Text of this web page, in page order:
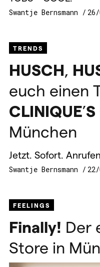
Swantje Bernsmann
TRENDS
HUSCH,
euch einen
CLINIQUE’S
München
Jetzt. Sofort.
Swantje Bernsmann
FEELINGS
Finally! Der
Store in